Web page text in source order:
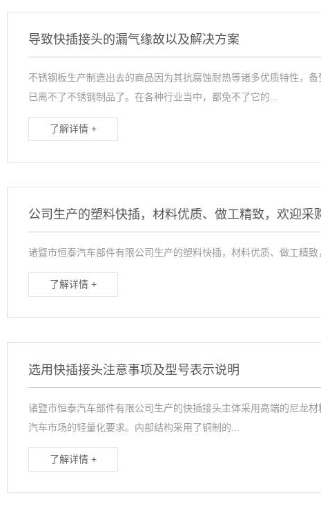
导致快插接头的漏气缘故以及解决方案
不锈钢板生产制造出去的商品因为其抗腐蚀耐热等诸多优质特性，
已离不了不锈钢制品了。在各种行业当中，都免不了它的...
了解详情 +
公司生产的塑料快插，材料优质、做工精致，欢迎采
诸暨市恒泰汽车部件有限公司生产的塑料快插，材料优质、做工精
了解详情 +
选用快插接头注意事项及型号表示说明
诸暨市恒泰汽车部件有限公司生产的快插接头主体采用高端的尼龙
汽车市场的轻量化要求。内部结构采用了铜制的...
了解详情 +